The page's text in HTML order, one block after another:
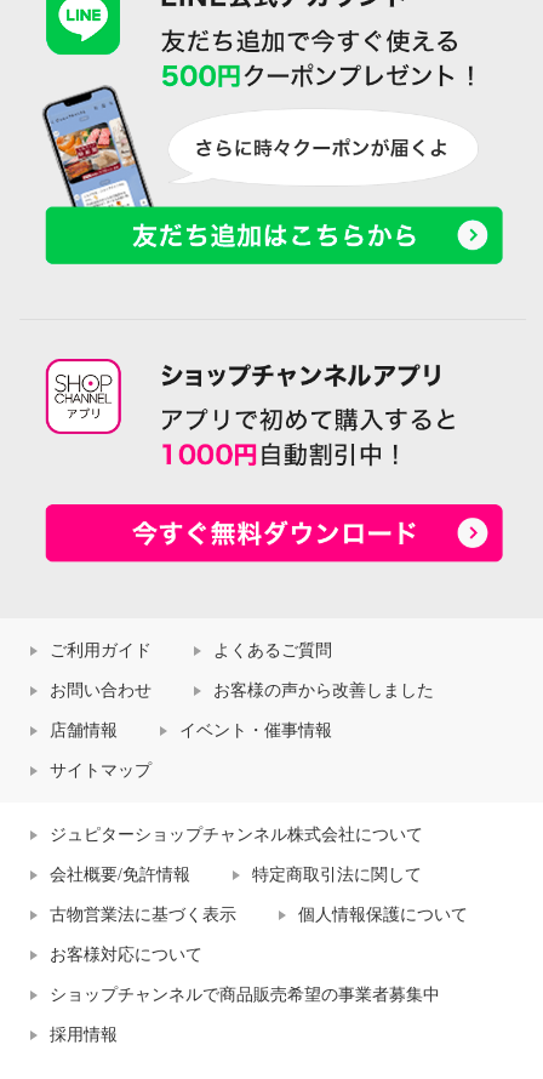
ご利用ガイド よくあるご質問
お問い合わせ お客様の声から改善しました
店舗情報 イベント・催事情報
サイトマップ
ジュピターショップチャンネル株式会社について
会社概要/免許情報 特定商取引法に関して
古物営業法に基づく表示 個人情報保護について
お客様対応について
ショップチャンネルで商品販売希望の事業者募集中
採用情報